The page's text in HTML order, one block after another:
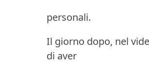
personali.
Il giorno dopo, nel
di aver